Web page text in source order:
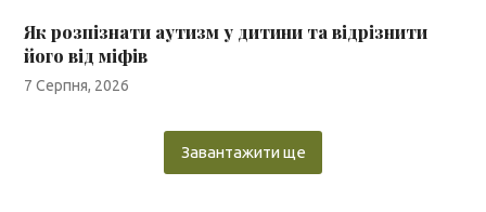
Як розпізнати аутизм у дитини та відрізнити
його від міфів
7 Серпня, 2026
Завантажити ще